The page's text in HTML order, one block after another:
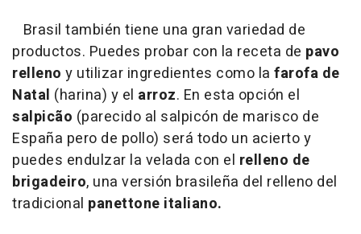
Brasil también tiene una gran variedad de
productos. Puedes probar con la receta de pavo
relleno y utilizar ingredientes como la farofa de
Natal (harina) y el arroz. En esta opción el
salpicão (parecido al salpicón de marisco de
España pero de pollo) será todo un acierto y
puedes endulzar la velada con el relleno de
brigadeiro, una versión brasileña del relleno del
tradicional panettone italiano.